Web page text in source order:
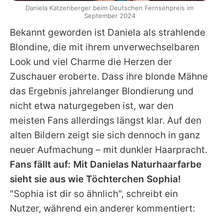
Bekannt geworden ist Daniela als strahlende
Blondine, die mit ihrem unverwechselbaren
Look und viel Charme die Herzen der
Zuschauer eroberte. Dass ihre blonde Mähne
das Ergebnis jahrelanger Blondierung und
nicht etwa naturgegeben ist, war den
meisten Fans allerdings längst klar. Auf den
alten Bildern zeigt sie sich dennoch in ganz
neuer Aufmachung – mit dunkler Haarpracht.
Fans fällt auf: Mit Danielas Naturhaarfarbe
sieht sie aus wie Töchterchen Sophia!
"Sophia ist dir so ähnlich", schreibt ein
Nutzer, während ein anderer kommentiert:
Daniela Katzenberger beim Deutschen Fernsehpreis im
September 2024